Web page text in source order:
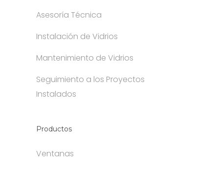
Asesoría Técnica
Instalación de Vidrios
Mantenimiento de Vidrios
Seguimiento a los Proyectos
Instalados
Productos
Ventanas